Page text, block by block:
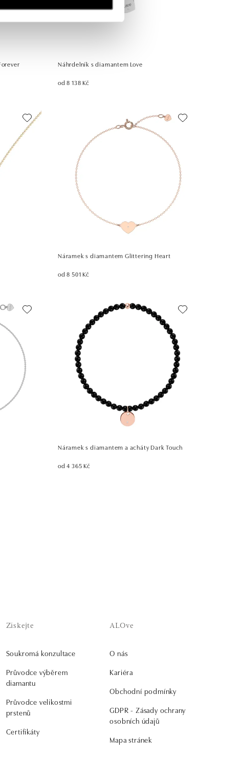
Náhrdelník s diamantem Love
od 8 138 Kč
Náramek s diamantem Glittering Heart
od 8 501 Kč
Náramek s diamantem a acháty Dark Touch
od 4 365 Kč
Získejte
Soukromá konzultace
Průvodce výběrem
diamantu
Průvodce velikostmi
prstenů
Certifikáty
ALOve
O nás
Kariéra
Obchodní podmínky
GDPR - Zásady ochrany
osobních údajů
Mapa stránek